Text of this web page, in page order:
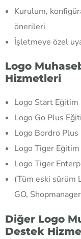
Kurulum,
önerileri
İşletmeye özel
Logo
Hizmetleri
Logo Start Eğitim
Logo Go Plus
Logo Bordro
Logo Tiger
Logo Tiger
(Tüm eski sürüm
GO,
Diğer Logo
Destek